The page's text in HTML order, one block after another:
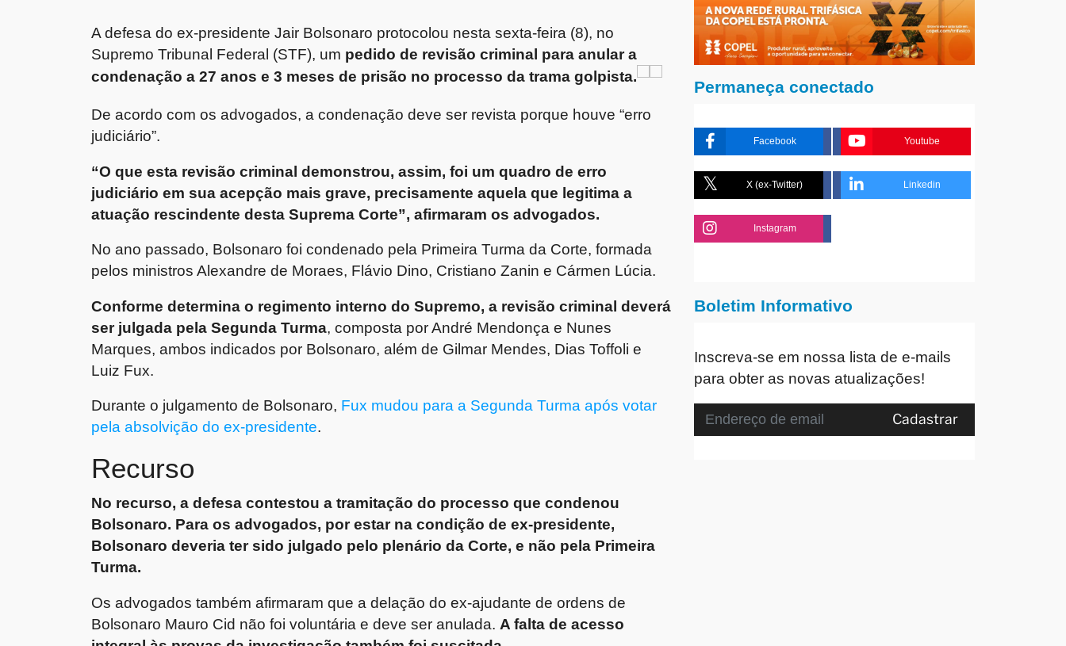
A defesa do ex-presidente Jair Bolsonaro protocolou nesta sexta-feira (8), no
Supremo Tribunal Federal (STF), um pedido de revisão criminal para anular a
condenação a 27 anos e 3 meses de prisão no processo da trama golpista.
De acordo com os advogados, a condenação deve ser revista porque houve “erro
judiciário”.
“O que esta revisão criminal demonstrou, assim, foi um quadro de erro
judiciário em sua acepção mais grave, precisamente aquela que legitima a
atuação rescindente desta Suprema Corte”, afirmaram os advogados.
No ano passado, Bolsonaro foi condenado pela Primeira Turma da Corte, formada
pelos ministros Alexandre de Moraes, Flávio Dino, Cristiano Zanin e Cármen Lúcia.
Conforme determina o regimento interno do Supremo, a revisão criminal deverá
ser julgada pela Segunda Turma, composta por André Mendonça e Nunes
Marques, ambos indicados por Bolsonaro, além de Gilmar Mendes, Dias Toffoli e
Luiz Fux.
Durante o julgamento de Bolsonaro, Fux mudou para a Segunda Turma após votar
pela absolvição do ex-presidente.
Recurso
No recurso, a defesa contestou a tramitação do processo que condenou
Bolsonaro. Para os advogados, por estar na condição de ex-presidente,
Bolsonaro deveria ter sido julgado pelo plenário da Corte, e não pela Primeira
Turma.
Os advogados também afirmaram que a delação do ex-ajudante de ordens de
Bolsonaro Mauro Cid não foi voluntária e deve ser anulada. A falta de acesso
Permaneça conectado
Facebook Youtube
X (ex-Twitter) Linkedin
Instagram
Boletim Informativo
Inscreva-se em nossa lista de e-mails
para obter as novas atualizações!
Cadastrar